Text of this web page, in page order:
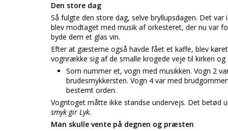
Den store dag
Så fulgte den store dag, selve bryllupsdagen. Det
blev modtaget med musik af orkesteret, der nu var
byde dem et glas vin.
Efter at gæsterne også havde fået et kaffe, blev
vognrække sig af de smalle krogede veje til kirken
Som nummer et, vogn med musikken. Vogn 2
brudesmykkersten. Vogn 4 var med
bestemt orden.
Vogntoget måtte ikke standse undervejs. Det betød
smyk gir Lyk.
Man skulle vente på degnen og præsten